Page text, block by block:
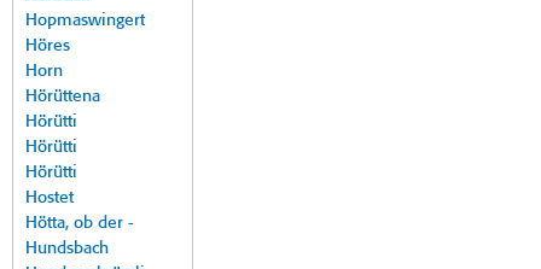
Hopmaswingert
Höres
Horn
Hörüttena
Hörütti
Hörütti
Hörütti
Hostet
Hötta, ob der -
Hundsbach